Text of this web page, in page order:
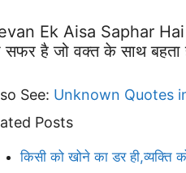
Ek Aisa Saphar
सफर है जो वक्त के साथ बहता
See: Unknown Quotes
Posts
किसी को खोने का डर ही,व्यक्ति